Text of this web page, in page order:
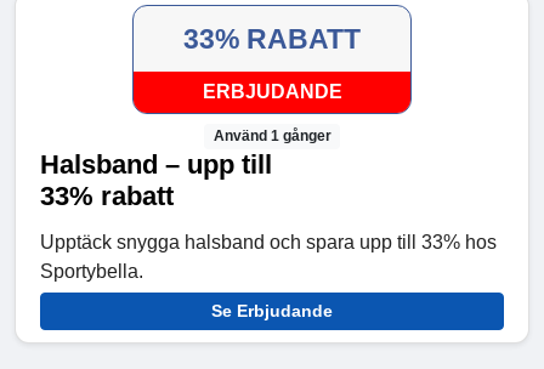
33% RABATT
ERBJUDANDE
Använd 1 gånger
Halsband – upp till
33% rabatt
Upptäck snygga halsband och spara upp till 33% hos
Sportybella.
Se Erbjudande